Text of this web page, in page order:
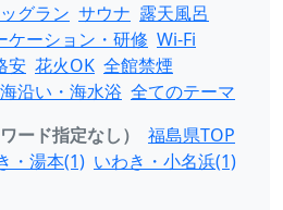
ッグラン サウナ 露天風呂
ケーション・研修 Wi-Fi
安 花火OK 全館禁煙
海沿い・海水浴 全てのテーマ
ード指定なし）
福島県TOP
・湯本(1) いわき・小名浜(1)